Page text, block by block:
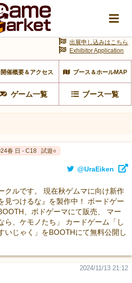
開催概要＆アクセス ブース＆ホールMAP
ゲーム一覧 ブース一覧
出展申し込みはこちら
Exhibitor Application
春 日 - C18 試遊○
@UraEiken
クルです。 現在秋ゲムマに向け新作
見つけるな』を製作中！ ボードゲー
、ボドゲーマにて販売、 マー
ら、ケモノたち」 カードゲーム「し
いじゃく」をBOOTHにて無料公開し
2024/11/13 21:12